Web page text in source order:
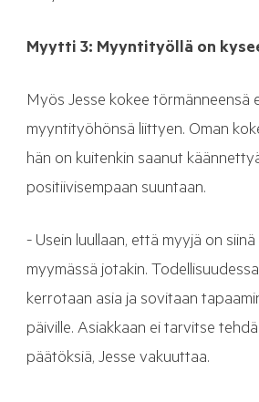
Myytti 3: Myyntityöllä on
Myös Jesse kokee törmänneensä
myyntityöhönsä liittyen. Oman
hän on kuitenkin saanut
positiivisempaan suuntaan.
- Usein luullaan, että myyjä on
myymässä jotakin.
kerrotaan asia ja sovitaan
päiville. Asiakkaan ei tarvitse
päätöksiä, Jesse vakuuttaa.